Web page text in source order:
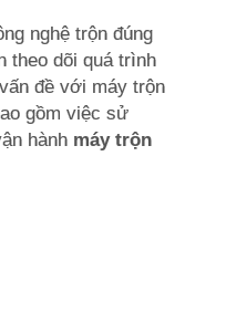
nghệ trộn đúng
theo dõi quá trình
đề với máy trộn
gồm việc sử
hành máy trộn